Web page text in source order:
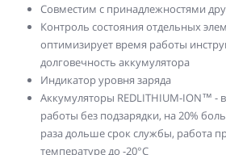
Совместим с принадлежностями
Контроль состояния отдельных
оптимизирует время работы
долговечность аккумулятора
Индикатор уровня заряда
Аккумуляторы REDLITHIUM-ION™ -
работы без подзарядки, на 20%
раза дольше срок службы, работа
температуре до -20°С